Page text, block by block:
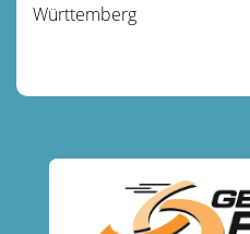
Württemberg